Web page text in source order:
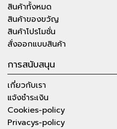
สินค้าทั้งหมด
สินค้าของขวัญ
สินค้าโปรโมชั่น
สั่งออกแบบสินค้า
การสนับสนุน
เกี่ยวกับเรา
แจ้งชำระเงิน
Cookies-policy
Privacys-policy